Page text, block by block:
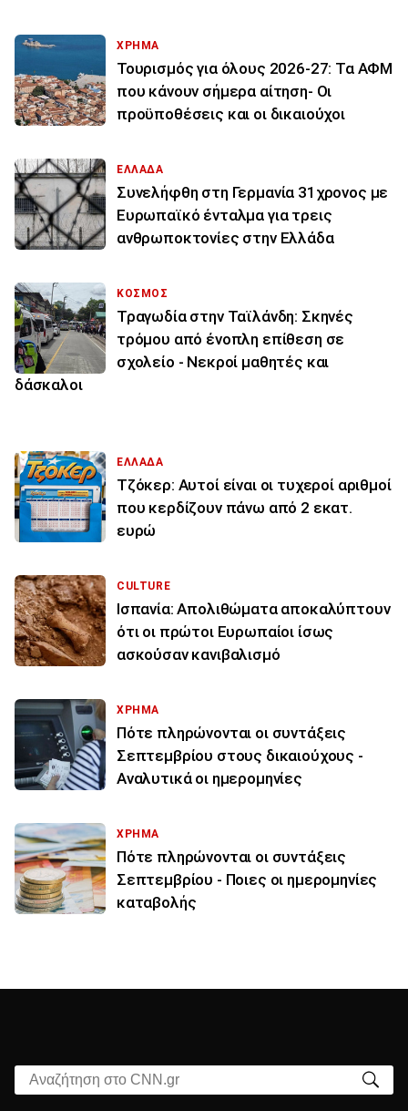
ΧΡΗΜΑ
Τουρισμός για όλους 2026-27: Τα ΑΦΜ
που κάνουν σήμερα αίτηση- Οι
προϋποθέσεις και οι δικαιούχοι
ΕΛΛΑΔΑ
Συνελήφθη στη Γερμανία 31χρονος με
Ευρωπαϊκό ένταλμα για τρεις
ανθρωποκτονίες στην Ελλάδα
ΚΟΣΜΟΣ
Τραγωδία στην Ταϊλάνδη: Σκηνές
τρόμου από ένοπλη επίθεση σε
σχολείο - Νεκροί μαθητές και
δάσκαλοι
ΕΛΛΑΔΑ
Τζόκερ: Αυτοί είναι οι τυχεροί αριθμοί
που κερδίζουν πάνω από 2 εκατ.
ευρώ
CULTURE
Ισπανία: Απολιθώματα αποκαλύπτουν
ότι οι πρώτοι Ευρωπαίοι ίσως
ασκούσαν κανιβαλισμό
ΧΡΗΜΑ
Πότε πληρώνονται οι συντάξεις
Σεπτεμβρίου στους δικαιούχους -
Αναλυτικά οι ημερομηνίες
ΧΡΗΜΑ
Πότε πληρώνονται οι συντάξεις
Σεπτεμβρίου - Ποιες οι ημερομηνίες
καταβολής
Αναζήτηση στο CNN.gr